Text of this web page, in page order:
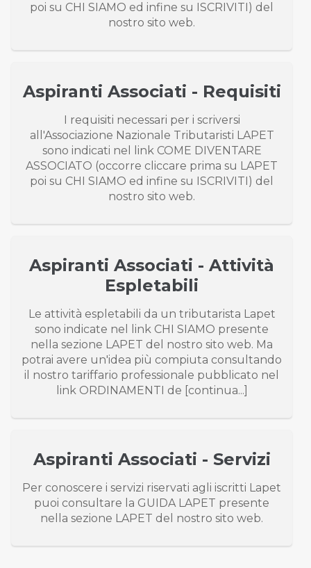
poi su CHI SIAMO ed infine su ISCRIVITI) del
nostro sito web.
Aspiranti Associati - Requisiti
I requisiti necessari per i scriversi
all'Associazione Nazionale Tributaristi LAPET
sono indicati nel link COME DIVENTARE
ASSOCIATO (occorre cliccare prima su LAPET
poi su CHI SIAMO ed infine su ISCRIVITI) del
nostro sito web.
Aspiranti Associati - Attività
Espletabili
Le attività espletabili da un tributarista Lapet
sono indicate nel link CHI SIAMO presente
nella sezione LAPET del nostro sito web. Ma
potrai avere un'idea più compiuta consultando
il nostro tariffario professionale pubblicato nel
link ORDINAMENTI de [continua...]
Aspiranti Associati - Servizi
Per conoscere i servizi riservati agli iscritti Lapet
puoi consultare la GUIDA LAPET presente
nella sezione LAPET del nostro sito web.